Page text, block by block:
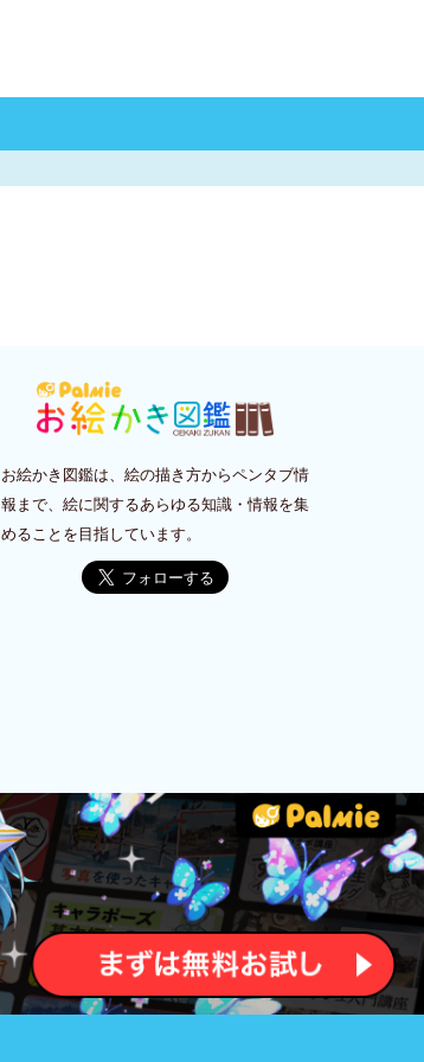
お絵かき図鑑は、絵の描き方からペンタブ情
報まで、絵に関するあらゆる知識・情報を集
めることを目指しています。